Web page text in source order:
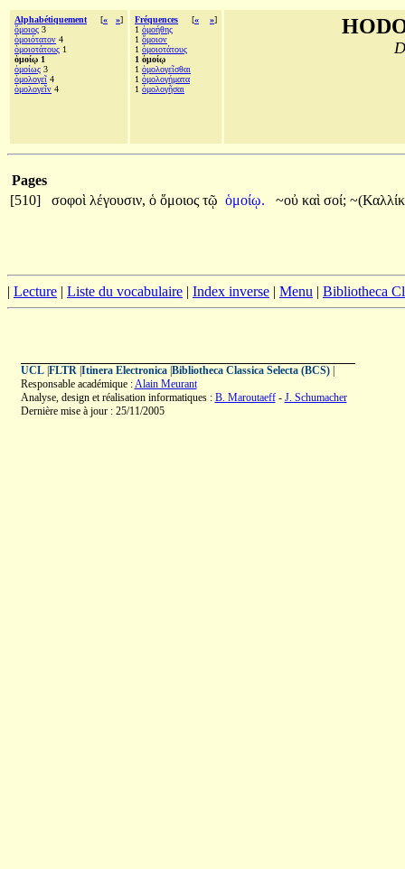
Alphabétiquement [« »]
ὅμοιος 3
ὁμοιότατον 4
ὁμοιοτάτους 1
ὁμοίῳ 1
ὁμοίως 3
ὁμολογεῖ 4
ὁμολογεῖν 4
Fréquences [« »]
1 ὁμοήθης
1 ὅμοιον
1 ὁμοιοτάτους
1 ὁμοίῳ
1 ὁμολογεῖσθαι
1 ὁμολογήματα
1 ὁμολογῆσαι
Pages
[510]
σοφοὶ λέγουσιν, ὁ ὅμοιος τῷ ὁμοίῳ. ~οὐ καὶ σοί;
| Lecture | Liste du vocabulaire | Index inverse | Menu | Bibliotheca
UCL| FLTR| Itinera Electronica| Bibliotheca Classica Selecta (BCS)|
Responsable académique :Alain Meurant
Analyse, design et réalisation informatiques : B. Maroutaeff- J. Schumacher
Dernière mise à jour : 25/11/2005